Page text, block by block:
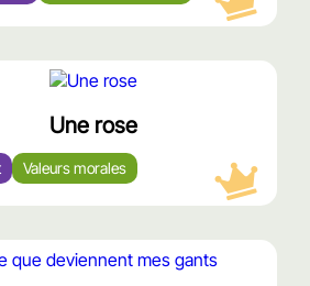
محتوى
Une rose
Valeurs morales